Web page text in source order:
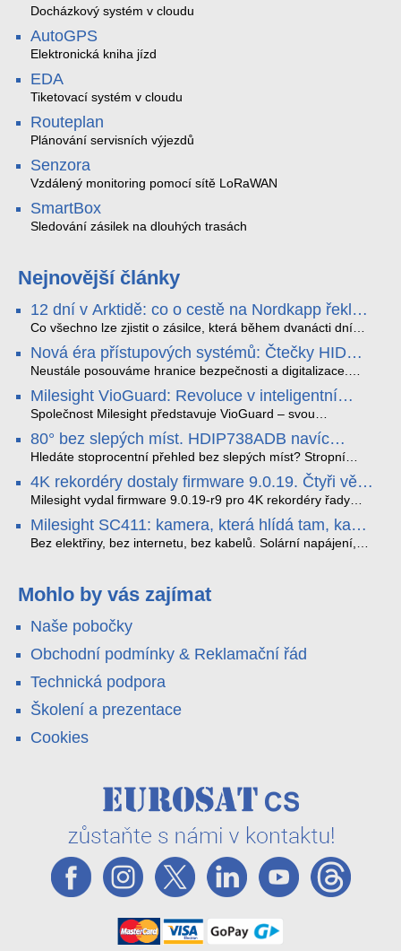
Docházkový systém v cloudu
AutoGPS
Elektronická kniha jízd
EDA
Tiketovací systém v cloudu
Routeplan
Plánování servisních výjezdů
Senzora
Vzdálený monitoring pomocí sítě LoRaWAN
SmartBox
Sledování zásilek na dlouhých trasách
Nejnovější články
12 dní v Arktidě: co o cestě na Nordkapp řekla
data ze SMARTBOX 2 MAX
Co všechno lze zjistit o zásilce, která během dvanácti dní
projede Arktidou? SMARTBOX 2 MAX jsme vzali na trasu z
Tromsø přes Lofoty, Kirunu a finské Laponsko až na
Nordkapp. Bez jediného dobití, v mrazu až −13 °C a mimo
otřesy i náklon. Výsledkem není jen čára na mapě, ale
podrobný datový příběh celé cesty.
Nová éra přístupových systémů: Čtečky HID
Signo
Neustále posouváme hranice bezpečnosti a digitalizace.
v oblasti kontroly přístupu – moderní a vysoce univerzální
čtečky HID Signo.
Milesight VioGuard: Revoluce v inteligentní
detekci dopravních přestupků
Společnost Milesight představuje VioGuard – svou
dopravních přestupků. Tento systém, poháněný
sofistikovanými algoritmy umělé inteligence (AI), je navržen
tak, aby poskytoval komplexní nástroje pro vymáhání
dopravních předpisů, zvyšoval bezpečnost na silnicích a
optimalizoval plynulost dopravy v moderních městech.
80° bez slepých míst. HDIP738ADB navíc
streamuje na YouTube – bez PC.
Hledáte stoprocentní přehled bez slepých míst? Stropní
panoramatická kamera HDIP738ADB skládá obraz ze dvou
4MP senzorů SONY do jednoho čistého 180° záběru bez
zkreslení. K tomu přidává AI detekci osob a vozidel,
YouTube – bez běžícího počítače.
4K rekordéry dostaly firmware 9.0.19. Čtyři věci,
které musíte vědět.
Milesight vydal firmware 9.0.19-r9 pro 4K rekordéry řady
které vám zjednoduší práci – a jedna z nich vám ušetří
spoustu zbytečných výjezdů k zákazníkům.
Milesight SC411: kamera, která hlídá tam, kam
kabel nedosáhne
Bez elektřiny, bez internetu, bez kabelů. Solární napájení,
váš telefon. Podívejte se na video.
Mohlo by vás zajímat
Naše pobočky
Obchodní podmínky & Reklamační řád
Technická podpora
Školení a prezentace
Cookies